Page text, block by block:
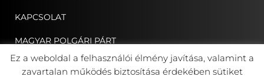
KAPCSOLAT
MAGYAR POLGÁRI PÁRT
ERDÉLYI MAGYAR NÉPPÁRT
Ez a weboldal a felhasználói élmény javítása, valamint a
zavartalan működés biztosítása érdekében sütiket